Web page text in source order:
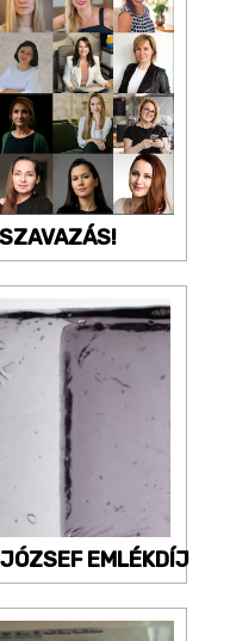
EMLÉKDÍJ